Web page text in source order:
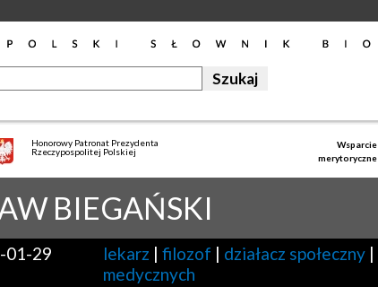
Honorowy Patronat Prezydenta
Rzeczypospolitej Polskiej
Wsparcie
merytoryczne
BIEGAŃSKI
01-29 lekarz | filozof | działacz społeczny |
medycznych